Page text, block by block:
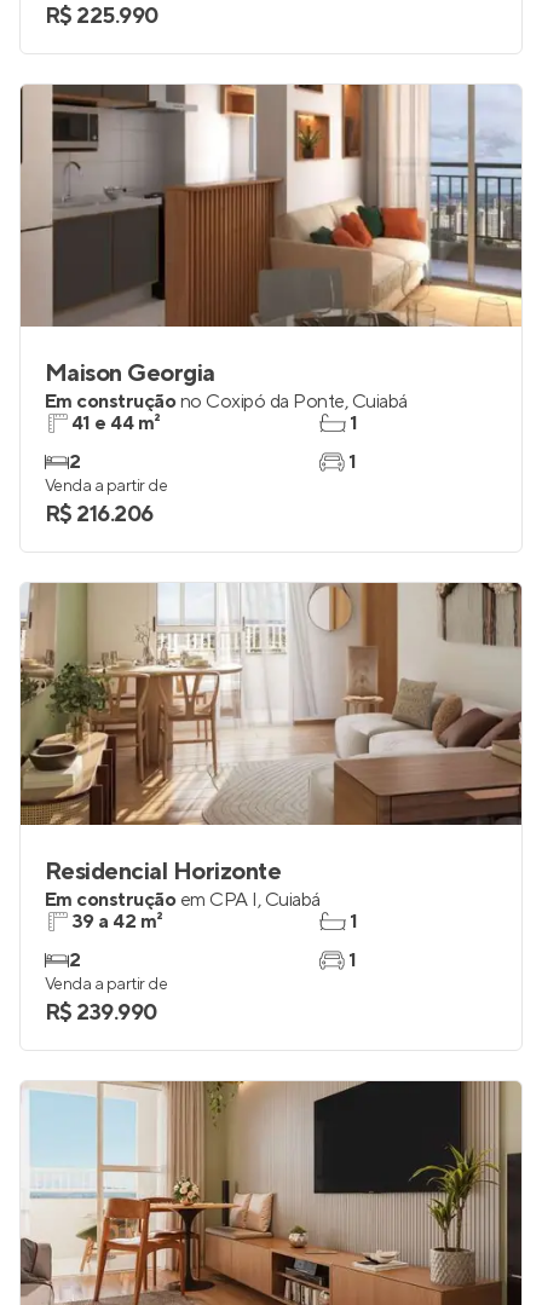
R$ 225.990
Maison Georgia
Em construçãono Coxipó da Ponte, Cuiabá
41 e 44 m²
2
1
1
Venda a partir de
R$ 216.206
Residencial Horizonte
Em construção em CPA I, Cuiabá
39 a 42 m²
2
1
1
Venda a partir de
R$ 239.990